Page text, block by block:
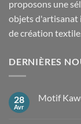
proposons une
objets d'artisanat
de création
DERNIÈRES
28
Avr
Motif